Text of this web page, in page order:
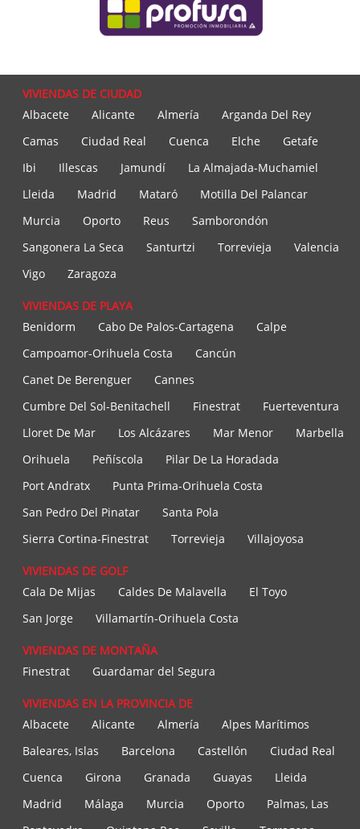
VIVIENDAS DE CIUDAD
Albacete
Alicante Almería
Arganda Del Rey
Camas
Ciudad Real Cuenca Elche
Getafe
Ibi
Illescas Jamundí
La Almajada-Muchamiel
Lleida
Madrid Mataró
Motilla Del Palancar
Murcia
Oporto Reus
Samborondón
Sangonera La Seca
Santurtzi Torrevieja
Valencia
Vigo
Zaragoza
VIVIENDAS DE PLAYA
Benidorm
Cabo De Palos-Cartagena
Calpe
Campoamor-Orihuela Costa
Cancún
Canet De Berenguer
Cannes
Cumbre Del Sol-Benitachell
Finestrat
Fuerteventura
Lloret De Mar
Los Alcázares Mar Menor
Marbella
Orihuela
Peñíscola
Pilar De La Horadada
Port Andratx
Punta Prima-Orihuela Costa
San Pedro Del Pinatar
Santa Pola
Sierra Cortina-Finestrat
Torrevieja Villajoyosa
VIVIENDAS DE GOLF
Cala De Mijas
Caldes De Malavella
El Toyo
San Jorge
Villamartín-Orihuela Costa
VIVIENDAS DE MONTAÑA
Finestrat
Guardamar del Segura
VIVIENDAS EN LA PROVINCIA DE
Albacete
Alicante Almería
Alpes Marítimos
Baleares, Islas
Barcelona Castellón
Ciudad Real
Cuenca
Girona Granada Guayas
Lleida
Madrid
Málaga Murcia Oporto
Palmas, Las